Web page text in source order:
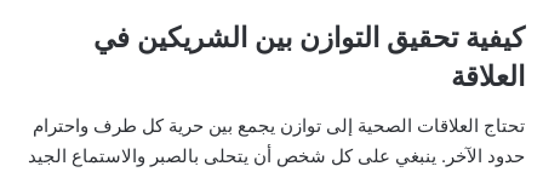
كيفية تحقيق التوازن بين الشريكين في
العلاقة
تحتاج العلاقات الصحية إلى توازن يجمع بين حرية كل طرف واحترام
حدود الآخر. ينبغي على كل شخص أن يتحلى بالصبر والاستماع الجيد